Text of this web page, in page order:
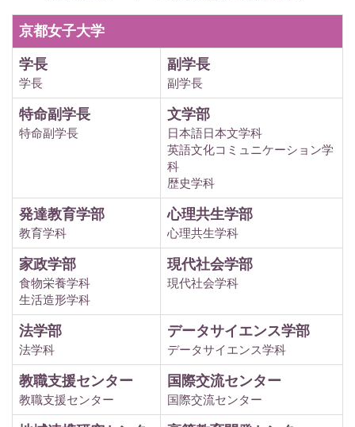
京都女子大学
学長
学長
副学長
副学長
特命副学長
特命副学長
文学部
日本語日本文学科
英語文化コミュニケーション学
科
歴史学科
発達教育学部
教育学科
心理共生学部
心理共生学科
家政学部
食物栄養学科
生活造形学科
現代社会学部
現代社会学科
法学部
法学科
データサイエンス学部
データサイエンス学科
教職支援センター
教職支援センター
国際交流センター
国際交流センター